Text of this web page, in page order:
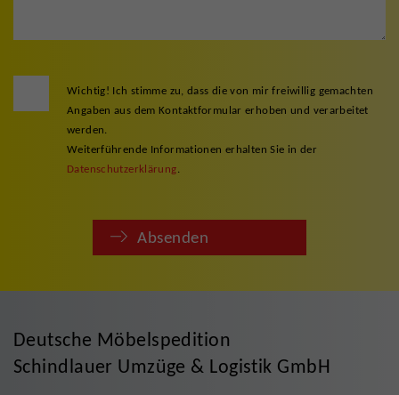
Wichtig! Ich stimme zu, dass die von mir freiwillig gemachten
Angaben aus dem Kontaktformular erhoben und verarbeitet
werden.
Weiterführende Informationen erhalten Sie in der
Datenschutzerklärung.
Absenden
Deutsche Möbelspedition
Schindlauer Umzüge & Logistik GmbH